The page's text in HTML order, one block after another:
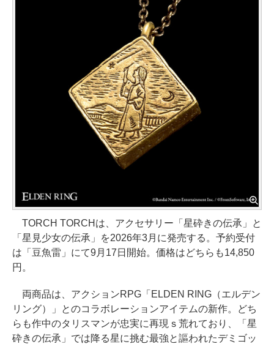
TORCH TORCHは、アクセサリー「星砕きの伝承」と
「星見少女の伝承」を2026年3月に発売する。予約受付
は「豆魚雷」にて9月17日開始。価格はどちらも14,850
円。
両商品は、アクションRPG「ELDEN RING（エルデン
リング）」とのコラボレーションアイテムの新作。どち
らも作中のタリスマンが忠実に再現ｓ荒れており、「星
砕きの伝承」では降る星に挑む最強と謳われたデミゴッ